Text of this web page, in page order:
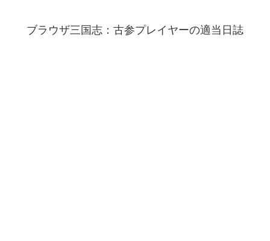
ブラウザ三国志：古参プレイヤーの適当日誌